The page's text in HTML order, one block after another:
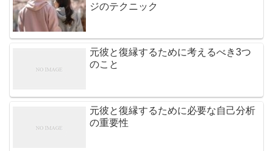
ジのテクニック
元彼と復縁するために考えるべき3つ
のこと
元彼と復縁するために必要な自己分析
の重要性